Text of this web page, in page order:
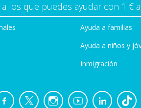
los que puedes ayudar con 1 €
Ayuda a familias
Ayuda a niños y
Inmigración